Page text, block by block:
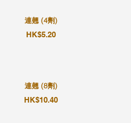
連翹 (4劑)
HK$5.20
連翹 (8劑)
HK$10.40